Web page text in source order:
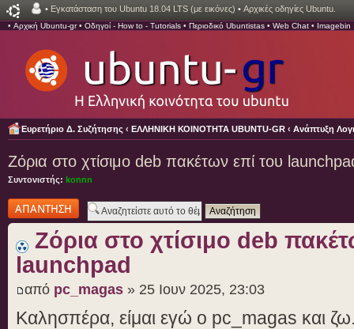
• Εγκατάσταση του Ubuntu 18.04 LTS (με εικόνες) • Αρχικές οδηγίες Ubuntu.
• Αρχική Ubuntu-gr• Οδηγοί - How to - Tutorials • Περιοδικό Ubuntistas • Web Chat • Imagebin
Ευρετήριο Δ. Συζήτησης ‹ ΕΛΛΗΝΙΚΗ ΚΟΙΝΟΤΗΤΑ UBUNTU-GR ‹ Ανάπτυξη
Ζόρια στο χτίσιμο deb πακέτων επί του
Συντονιστής: konnn
Δημιουργία
απάντησης
Ζόρια στο χτίσιμο deb
launchpad
από pc_magas » 25 Ιουν 2025, 23:03
Καλησπέρα, είμαι εγώ ο pc_magas και